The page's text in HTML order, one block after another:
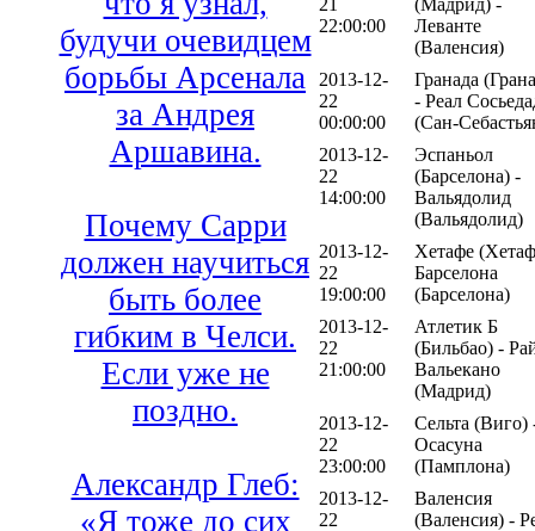
будучи очевидцем
борьбы Арсенала
за Андрея
Аршавина.
Почему Сарри
должен научиться
быть более
гибким в Челси.
Если уже не
поздно.
Александр Глеб:
«Я тоже до сих
21
22:00:00
(Мадрид) -
Леванте
(Валенсия)
2013-12-
22
00:00:00
Гранада
- Реал
(Сан-
2013-12-
22
14:00:00
Эспаньол
(Барселона) -
Вальядолид
(Вальядолид)
2013-12-
22
19:00:00
Хетафе
Барселона
(Барселона)
2013-12-
22
21:00:00
Атлетик Б
(Бильбао) -
Вальекано
(Мадрид)
2013-12-
22
23:00:00
Сельта (Виго)
Осасуна
(Памплона)
2013-12-
22
Валенсия
(Валенсия) -